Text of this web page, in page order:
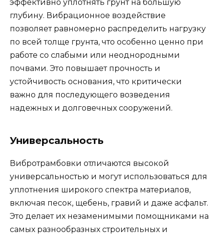
эффективно уплотнять грунт на большую
глубину. Вибрационное воздействие
позволяет равномерно распределить нагрузку
по всей толще грунта, что особенно ценно при
работе со слабыми или неоднородными
почвами. Это повышает прочность и
устойчивость основания, что критически
важно для последующего возведения
надежных и долговечных сооружений.
Универсальность
Вибротрамбовки отличаются высокой
универсальностью и могут использоваться для
уплотнения широкого спектра материалов,
включая песок, щебень, гравий и даже асфальт.
Это делает их незаменимыми помощниками на
самых разнообразных строительных и